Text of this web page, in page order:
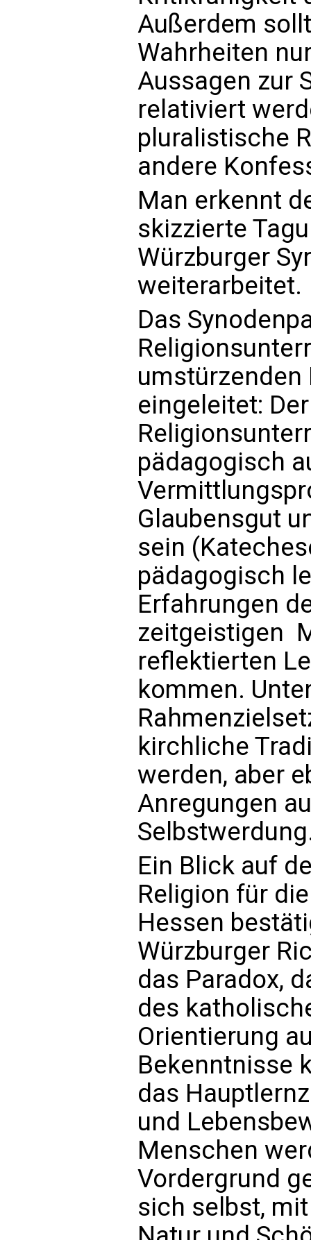
Außerdem
Wahrheiten
Aussagen zur
relativiert
pluralistische
andere
Man erkennt
skizzierte
Würzburger
weiterarbeitet.
Das
eingeleitet:
pädagogisch
Glaubensgut
sein
pädagogisch
Erfahrungen
zeitgeistigen 
reflektierten
kommen.
kirchliche
werden, aber
Anregungen
Ein Blick auf
Religion für
Hessen
Würzburger
das Paradox,
des
Orientierung
Bekenntnisse
das
und
Menschen
Vordergrund
sich selbst,